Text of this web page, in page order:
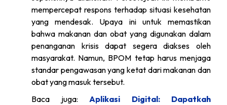
mempercepat respons terhadap situasi kesehatan
yang mendesak. Upaya ini untuk memastikan
bahwa makanan dan obat yang digunakan dalam
penanganan krisis dapat segera diakses oleh
masyarakat. Namun, BPOM tetap harus menjaga
standar pengawasan yang ketat dari makanan dan
obat yang masuk tersebut.
Baca juga: Aplikasi Digital: Dapatkah